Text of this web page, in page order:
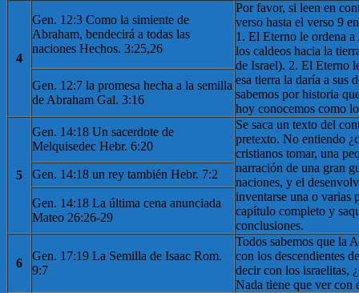
4
Gen. 12:3 Como la simiente de
Abraham, bendecirá a todas las
naciones Hechos. 3:25,26
Por favor, si leen en
verso hasta el verso 9
1. El Eterno le ordena
los caldeos hacia la
de Israel). 2. El Eterno
esa tierra la daría a sus
sabemos por historia
hoy conocemos como
Gen. 12:7 la promesa hecha a la semilla
de Abraham Gal. 3:16
5
Gen. 14:18 Un sacerdote de
Melquisedec Hebr. 6:20
Se saca un texto del
pretexto. No entiendo
cristianos tomar, una
narración de una gran
naciones, y el
inventarse una o varias
capítulo completo y
conclusiones.
Gen. 14:18 un rey también Hebr. 7:2
Gen. 14:18 La última cena anunciada
Mateo 26:26-29
6
Gen. 17:19 La Semilla de Isaac Rom.
9:7
Todos sabemos que la
con los descendientes
decir con los israelitas,
Nada tiene que ver con